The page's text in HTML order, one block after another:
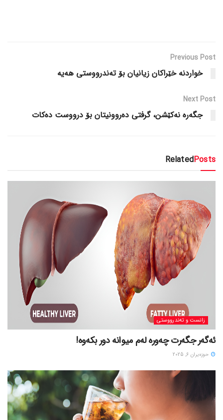
Previous Post
خواردنە خێراکان زیانیان بۆ تەندرووستی هەیە
Next Post
جگەرە نەکێشن، گرفتی دەروونیتان بۆ درووست دەکات
RelatedPosts
زانست و تەندرووستی
ئەگەر جگەرت چەورە لەم میوانە دور بکەوە!
حوزه‌یران 6, 2025